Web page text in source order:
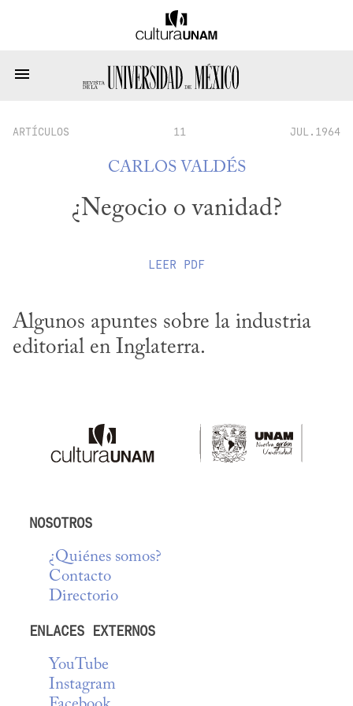
ARTÍCULOS 11 JUL.1964
CARLOS VALDÉS
¿Negocio o vanidad?
LEER PDF
Algunos apuntes sobre la industria
editorial en Inglaterra.
NOSOTROS
¿Quiénes somos?
Contacto
Directorio
ENLACES EXTERNOS
YouTube
Instagram